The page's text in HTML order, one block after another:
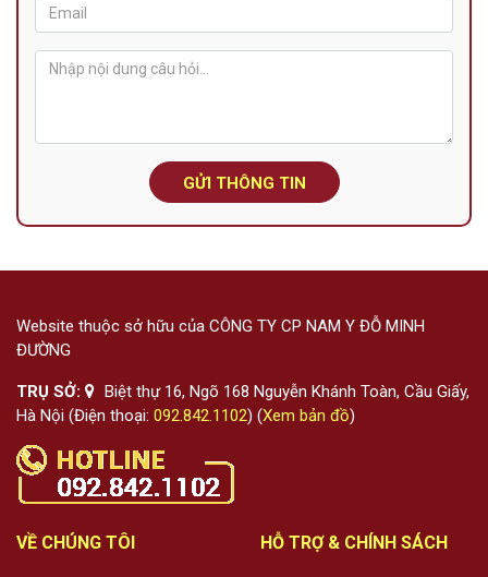
GỬI THÔNG TIN
Website thuộc sở hữu của CÔNG TY CP NAM Y ĐỖ MINH
ĐƯỜNG
TRỤ SỞ:
Biệt thự 16, Ngõ 168 Nguyễn Khánh Toàn, Cầu Giấy,
Hà Nội (Điện thoại: 092.842.1102) (Xem bản đồ)
VỀ CHÚNG TÔI HỖ TRỢ & CHÍNH SÁCH